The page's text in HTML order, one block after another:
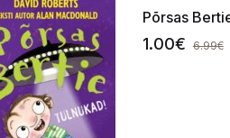
Põrsas
1.00€ 6.99€